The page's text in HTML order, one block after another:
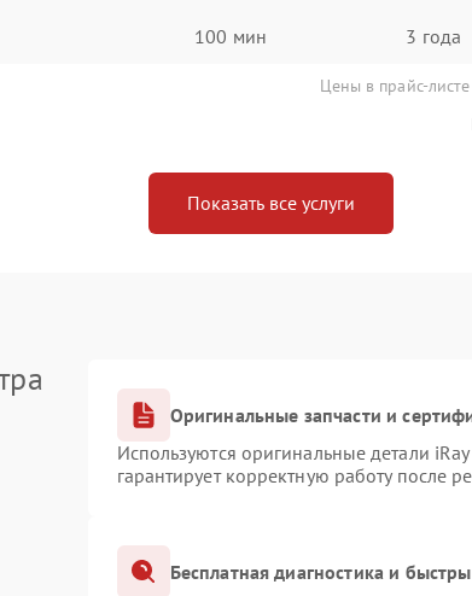
100 мин 3 года
Цены в прайс-
Показать все услуги
Оригинальные запчасти и
Используются оригинальные детали
гарантирует корректную работу после
Бесплатная диагностика и